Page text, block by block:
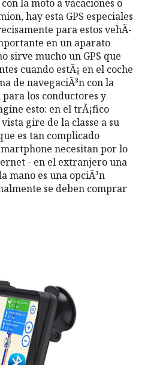
la moto a vacaciones o
hay esta GPS especiales
para estos vehÃ­
en un aparato
sirve mucho un GPS que
cuando estÃ¡ en el coche
de navegaciÃ³n con la
los conductores y
esto: en el trÃ¡fico
gire de la classe a su
es tan complicado
necesitan por lo
- en el extranjero una
mano es una opciÃ³n
se deben comprar